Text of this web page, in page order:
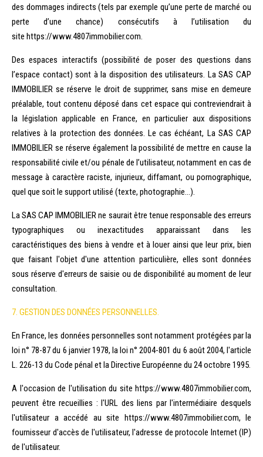
des dommages indirects (tels par exemple qu’une perte de marché ou
perte d’une chance) consécutifs à l’utilisation du
site https://www.4807immobilier.com.
Des espaces interactifs (possibilité de poser des questions dans
l’espace contact) sont à la disposition des utilisateurs. La SAS CAP
IMMOBILIER se réserve le droit de supprimer, sans mise en demeure
préalable, tout contenu déposé dans cet espace qui contreviendrait à
la législation applicable en France, en particulier aux dispositions
relatives à la protection des données. Le cas échéant, La SAS CAP
IMMOBILIER se réserve également la possibilité de mettre en cause la
responsabilité civile et/ou pénale de l’utilisateur, notamment en cas de
message à caractèreraciste, injurieux, diffamant, ou pornographique,
quel que soit le support utilisé (texte, photographie…).
La SAS CAP IMMOBILIER ne saurait être tenue responsable des erreurs
typographiques ou inexactitudes apparaissant dans les
caractéristiques des biens à vendre et à louer ainsi que leur prix, bien
que faisant l'objet d'une attention particulière, elles sont données
sous réserve d'erreurs de saisie ou de disponibilité au moment de leur
consultation.
7. GESTION DES DONNÉES PERSONNELLES.
En France, les données personnelles sont notamment protégées par la
loi n° 78-87 du 6 janvier 1978, la loi n° 2004-801 du 6 août 2004, l'article
L. 226-13 du Code pénal et la Directive Européenne du 24 octobre 1995.
A l'occasion de l'utilisation du site https://www.4807immobilier.com,
peuvent être recueillies : l'URL des liens par l'intermédiaire desquels
l'utilisateur a accédé au site https://www.4807immobilier.com, le
fournisseur d'accès de l'utilisateur, l'adresse de protocole Internet (IP)
de l'utilisateur.